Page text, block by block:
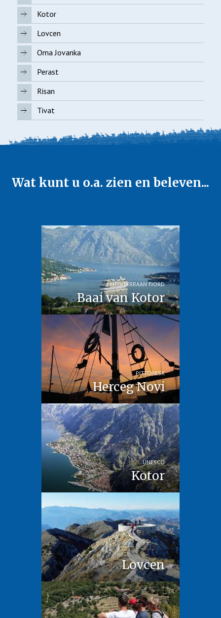
Kotor
Lovcen
Oma Jovanka
Perast
Risan
Tivat
Wat kunt u o.a. zien en beleven...
Baai van Kotor
MEDITERRAAN FJORD
Herceg Novi
PITTORESK
Kotor
UNESCO
Lovcen